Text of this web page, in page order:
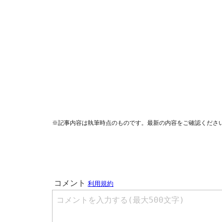
※記事内容は執筆時点のものです。最新の内容をご確認くださ